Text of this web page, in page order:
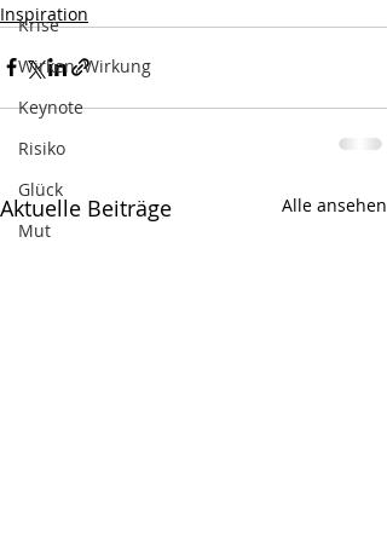
Krise
Wirken, Wirkung
Keynote
Risiko
Glück
Mut
Inspiration
Aktuelle Beiträge Alle ansehen